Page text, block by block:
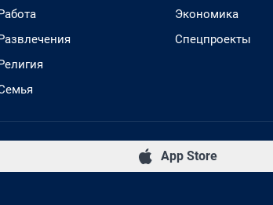
Экономика
Спецпроекты
App Store